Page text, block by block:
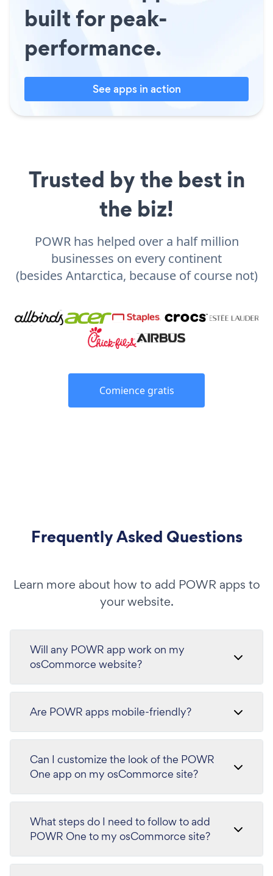
built for peak-
performance.
See apps in action
Trusted by the best in
the biz!
POWR has helped over a half million
businesses on every continent
(besides Antarctica, because of course not)
Comience gratis
Frequently Asked Questions
Learn more about how to add POWR apps to
your website.
Will any POWR app work on my
osCommorce website?
Are POWR apps mobile-friendly?
Can I customize the look of the POWR
One app on my osCommorce site?
What steps do I need to follow to add
POWR One to my osCommorce site?